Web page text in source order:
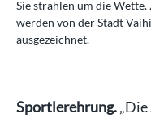
Sie strahlen um die
werden von der Stadt
ausgezeichnet.
Sportlerehrung.